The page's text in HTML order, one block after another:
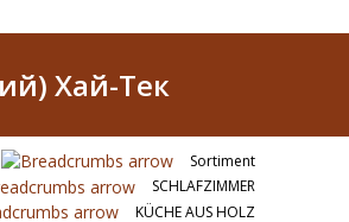
Хай-Тек
Sortiment
SCHLAFZIMMER
KÜCHE AUS HOLZ